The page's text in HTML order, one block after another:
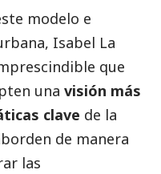
modelo e
Isabel La
que
una visión más
clave de la
de manera
las